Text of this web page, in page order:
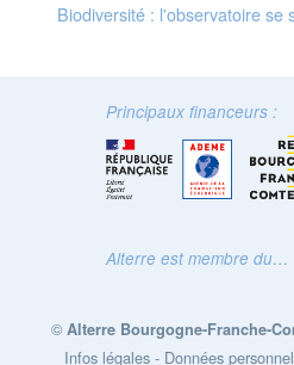
Biodiversité : l'observatoire se
Principaux financeurs :
Alterre est membre du…
© Alterre Bourgogne-Franche-
Infos légales- Données